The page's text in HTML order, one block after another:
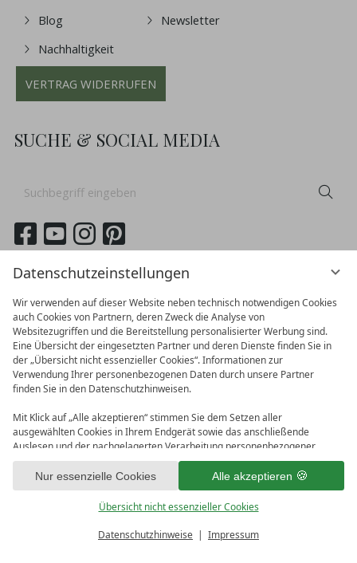
Datenschutzeinstellungen
Wir verwenden auf dieser Website neben technisch notwendigen Cookies
auch Cookies von Partnern, deren Zweck die Analyse von
Websitezugriffen und die Bereitstellung personalisierter Werbung sind.
Eine Übersicht der eingesetzten Partner und deren Dienste finden Sie in
der „Übersicht nicht essenzieller Cookies“. Informationen zur
Verwendung Ihrer personenbezogenen Daten durch unsere Partner
finden Sie in den Datenschutzhinweisen.
Mit Klick auf „Alle akzeptieren“ stimmen Sie dem Setzen aller
ausgewählten Cookies in Ihrem Endgerät sowie das anschließende
Auslesen und der nachgelagerten Verarbeitung personenbezogener
Daten (z.B. Ihrer IP-Adresse) durch uns und unseren Partnern zu. Falls
Sie damit nicht einverstanden sind, klicken Sie bitte auf „Nur essenzielle
Cookies“. Eine individuelle Auswahl können Sie unter „Übersicht nicht
essenzieller Cookies“ tätigen. Sie können Ihre Auswahl im Fußbereich
Alle akzeptieren
Nur essenzielle Cookies
Übersicht nicht essenzieller Cookies
Datenschutzhinweise Impressum
Blog
Nachhaltigkeit
Newsletter
VERTRAG WIDERRUFEN
SUCHE & SOCIAL MEDIA
Suchbegriff
German English
AGB
Bonusprogramm Datenschutzeinstellungen